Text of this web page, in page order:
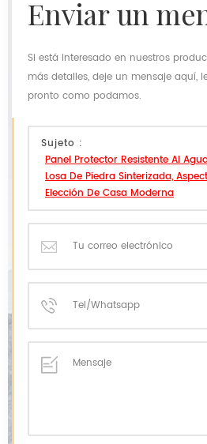
enviar un
Si está interesado en nuestros
más detalles, deje un mensaje aquí,
pronto como podamos.
Sujeto :
Panel Protector Resistente Al
Losa De Piedra Sinterizada,
Elección De Casa Moderna